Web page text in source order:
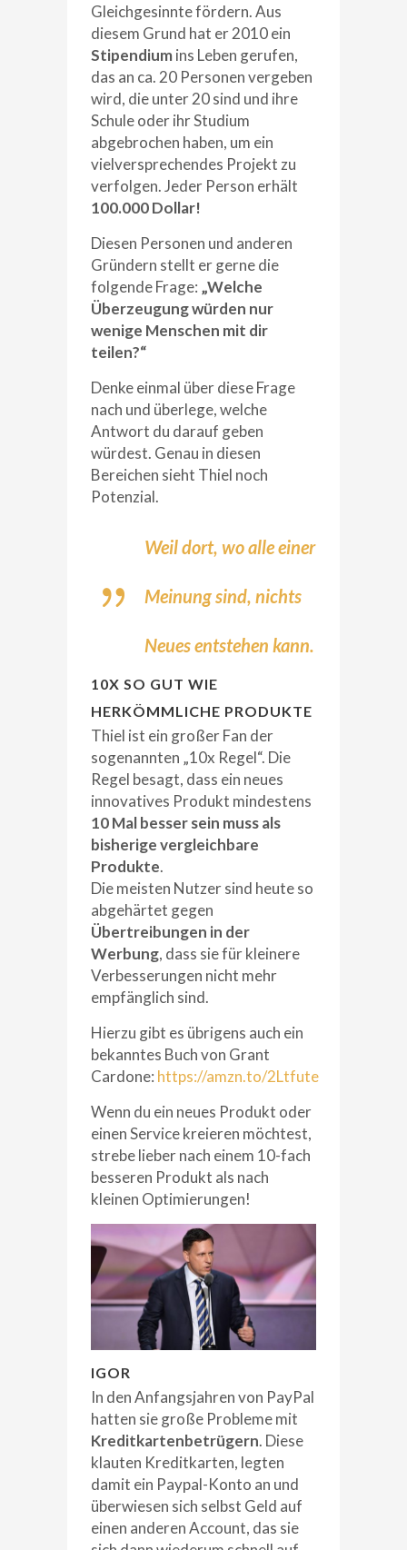
Gleichgesinnte fördern. Aus
diesem Grund hat er 2010 ein
Stipendiumins Leben gerufen,
das an ca. 20 Personen vergeben
wird, die unter 20 sind und ihre
Schule oder ihr Studium
abgebrochen haben, um ein
vielversprechendes Projekt zu
verfolgen. Jeder Person erhält
100.000 Dollar!
Diesen Personen und anderen
Gründern stellt er gerne die
folgende Frage: „Welche
Überzeugung würden nur
wenige Menschen mit dir
teilen?“
Denke einmal über diese Frage
nach und überlege, welche
Antwort du darauf geben
würdest. Genau in diesen
Bereichen sieht Thiel noch
Potenzial.
Weil dort, wo alle einer
Meinung sind, nichts
Neues entstehen kann.
10X SO GUT WIE
HERKÖMMLICHE PRODUKTE
Thiel ist ein großer Fan der
sogenannten „10x Regel“. Die
Regel besagt, dass ein neues
innovatives Produkt mindestens
10 Mal besser sein muss als
bisherige vergleichbare
Produkte.
Die meisten Nutzer sind heute so
abgehärtet gegen
Übertreibungen in der
Werbung, dass sie für kleinere
Verbesserungen nicht mehr
empfänglich sind.
Hierzu gibt es übrigens auch ein
bekanntes Buch von Grant
Cardone: https://amzn.to/2Ltfute
Wenn du ein neues Produkt oder
einen Service kreieren möchtest,
strebe lieber nach einem 10-fach
besseren Produkt als nach
kleinen Optimierungen!
IGOR
In den Anfangsjahren von PayPal
hatten sie große Probleme mit
Kreditkartenbetrügern. Diese
klauten Kreditkarten, legten
damit ein Paypal-Konto an und
überwiesen sich selbst Geld auf
einen anderen Account, das sie